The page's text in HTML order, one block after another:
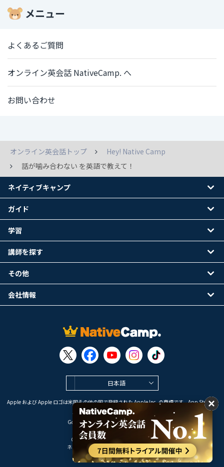
メニュー
よくあるご質問
オンライン英会話 NativeCamp. へ
お問い合わせ
オンライン英会話トップ
Hey! Native Camp
話が噛み合わない を英語で教えて！
日本語
Apple および Apple ロゴは米国その他の国で登録された Apple Inc. の商標です。App Store は
Apple Inc. のサービスマークです。
Google Play は Google LLC の商標です。
Copyright © 2026 オンライン英会話
ネイティブキャンプ All Rights Reserved.
ネイティブキャンプ
ガイド
学習
講師を探す
その他
会社情報